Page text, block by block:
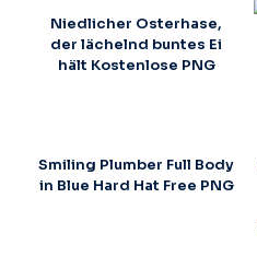
Niedlicher Osterhase,
der lächelnd buntes Ei
hält Kostenlose PNG
Smiling Plumber Full Body
in Blue Hard Hat Free PNG